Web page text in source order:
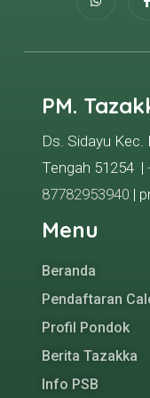
PM.
Ds. Sidayu
Tengah 51254 |
87782953940 |
Menu
Beranda
Pendaftaran
Profil Pondok
Berita Tazakka
Info PSB